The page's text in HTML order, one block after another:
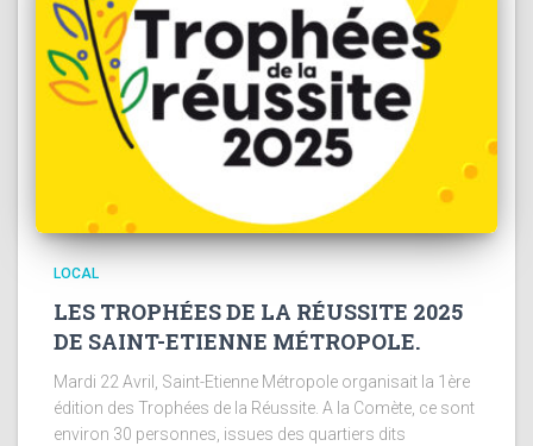
LOCAL
LES TROPHÉES DE LA RÉUSSITE 2025
DE SAINT-ETIENNE MÉTROPOLE.
Mardi 22 Avril, Saint-Etienne Métropole organisait la 1ère
édition des Trophées de la Réussite. A la Comète, ce sont
environ 30 personnes, issues des quartiers dits